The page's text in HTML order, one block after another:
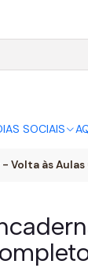
SOCIAIS
Volta às